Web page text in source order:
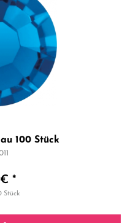
100 Stück
€ *
Stück